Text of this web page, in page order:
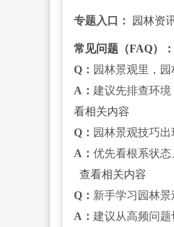
专题入口： 园林资
常见问题（FAQ）：
Q： 园林景观里，
A： 建议先排查环
看相关内容
Q： 园林景观技巧
A： 优先看根系状态
查看相关内容
Q： 新手学习园林
A： 建议从高频问